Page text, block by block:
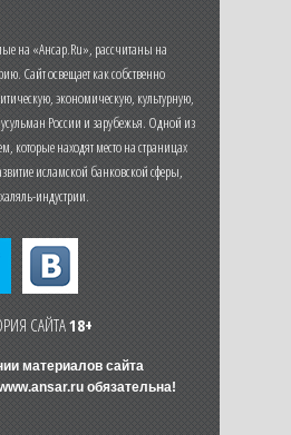
на «Ансар.Ru», рассчитаны на
Сайт освещает как собственно
экономическую, культурную,
России и зарубежья. Одной из
которые находят место на страницах
исламской банковской сферы,
индустрии.
САЙТА18+
материалов сайта
обязательна!